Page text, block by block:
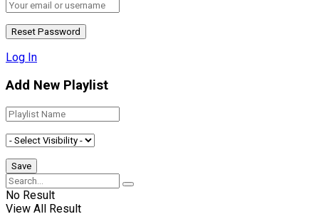
Log In
Add New Playlist
No Result
View All Result